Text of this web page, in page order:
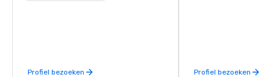
Profiel bezoeken
our team thrives on
Profiel bezoeken